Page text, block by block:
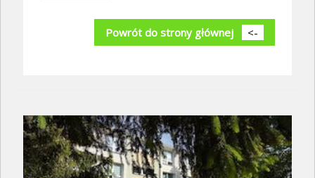
Powrót do strony głównej <-